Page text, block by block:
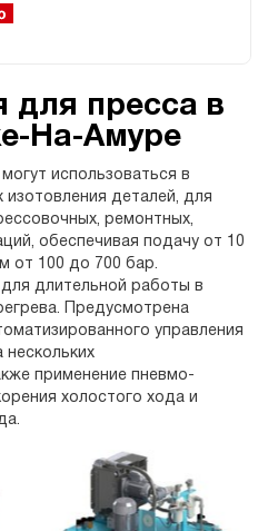
для пресса в
На-Амуре
использоваться в
изотовления деталей, для
ремонтных,
обеспечивая подачу от 10
от 100 до 700 бар.
длительной работы в
Предусмотрена
управления
нескольких
применение пневмо-
холостого хода и